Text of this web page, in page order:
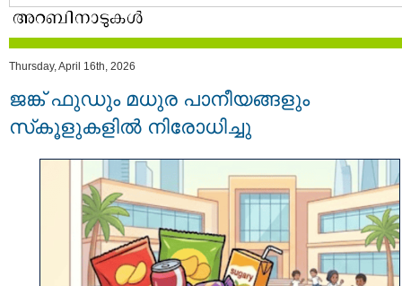
Thursday, April 16th, 2026
ജങ്ക് ഫുഡും മധുര പാനീയങ്ങളും
സ്‌കൂളുകളിൽ നിരോധിച്ചു